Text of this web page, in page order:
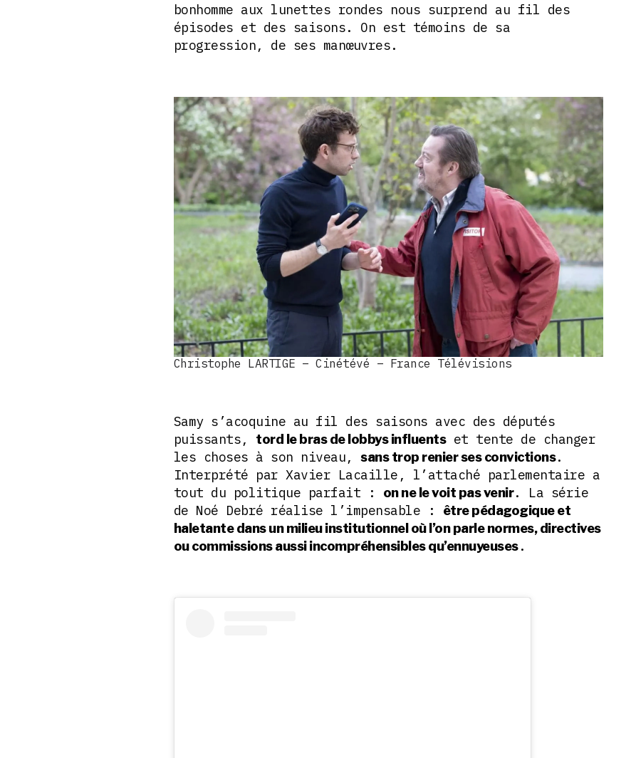
bonhomme aux lunettes rondes nous surprend au fil des
épisodes et des saisons. On est témoins de sa
progression, de ses manœuvres.
Christophe LARTIGE – Cinétévé – France Télévisions
Samy s’acoquine au fil des saisons avec des députés
puissants, tord le bras de lobbys influentset tente de changer
les choses à son niveau,sans trop renier ses convictions.
Interprété par Xavier Lacaille, l’attaché parlementaire a
tout du politique parfait :
on ne le voit pas venir. La série
de Noé Debré réalise l’impensable :
être pédagogique et
haletante dans un milieu institutionnel où l’on parle normes, directives
ou commissions aussi incompréhensibles qu’ennuyeuses.